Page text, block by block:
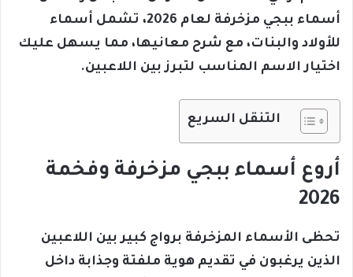
أسماء ببجي مزخرفة لعام 2026، تشمل أسماء
للأولاد والبنات، مع شرح معانيها، مما يسهل عليك
اختيار الاسم المناسب لتبرز بين اللاعبين.
التنقل السريع
أروع أسماء ببجي مزخرفة وفخمة
2026
تحظى الأسماء المزخرفة برواج كبير بين اللاعبين
الذين يرغبون في تقديم هوية ملفتة وجذابة داخل